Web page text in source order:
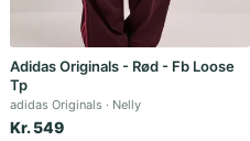
Adidas Originals - Rød - Fb Loose
Tp
adidas Originals Nelly
Kr. 549